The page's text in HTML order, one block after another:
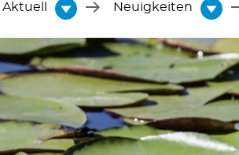
Aktuell Neuigkeiten